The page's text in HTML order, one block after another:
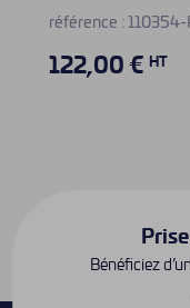
référence : 110354-
122,00 € HT
Bénéficiez